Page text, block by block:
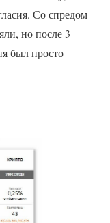
Со спредом
но после 3
был просто